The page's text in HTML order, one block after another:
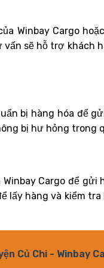
Winbay Cargo
sẽ hỗ trợ khách
bị hàng hóa để
bị hư hỏng trong
Cargo để
lấy hàng và kiểm
Củ Chi - Winbay